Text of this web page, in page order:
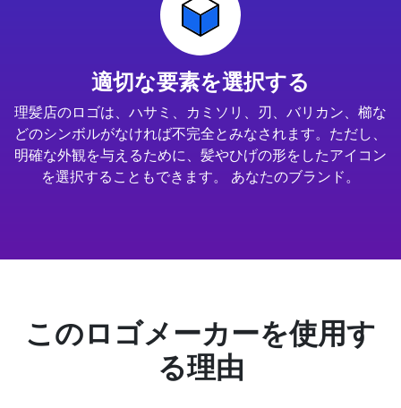
適切な要素を選択する
理髪店のロゴは、ハサミ、カミソリ、刃、バリカン、櫛な
どのシンボルがなければ不完全とみなされます。ただし、
明確な外観を与えるために、髪やひげの形をしたアイコン
を選択することもできます。 あなたのブランド。
このロゴメーカーを使用す
る理由